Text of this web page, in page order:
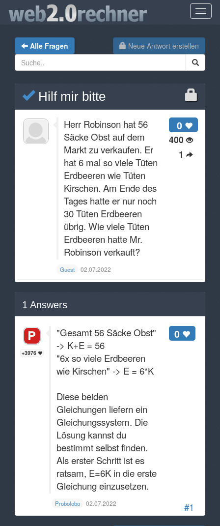
Neue Antwort erstellen
Alle Fragen
Hilf mir bitte
0
400
1
Herr Robinson hat 56
Säcke Obst auf dem
Markt zu verkaufen. Er
hat 6 mal so viele Tüten
Erdbeeren wie Tüten
Kirschen. Am Ende des
Tages hatte er nur noch
30 Tüten Erdbeeren
übrig. Wie viele Tüten
Erdbeeren hatte Mr.
Robinson verkauft?
Guest 02.07.2022
1 Answers
#1
+3976
0
"Gesamt 56 Säcke Obst"
-> K+E = 56
"6x so viele Erdbeeren
wie Kirschen" -> E = 6*K
Diese beiden
Gleichungen liefern ein
Gleichungssystem. Die
Lösung kannst du
bestimmt selbst finden.
Als erster Schritt ist es
ratsam, E=6K in die erste
Gleichung einzusetzen.
Probolobo 02.07.2022